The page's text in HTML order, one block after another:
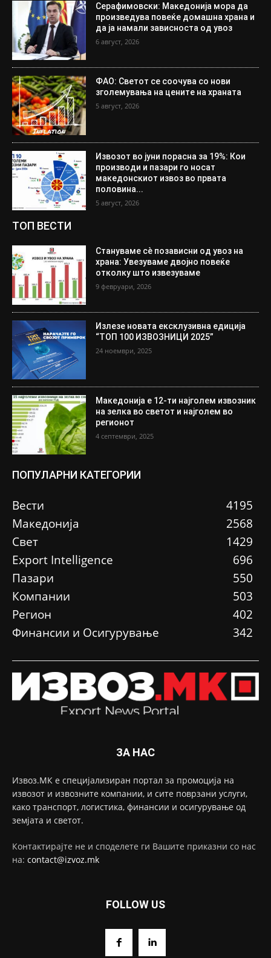
Серафимовски: Македонија мора да
произведува повеќе домашна храна и
да ја намали зависноста од увоз
6 август, 2026
ФАО: Светот се соочува со нови
зголемувања на цените на храната
5 август, 2026
Извозот во јуни порасна за 19%: Кои
производи и пазари го носат
македонскиот извоз во првата
половина...
5 август, 2026
ТОП ВЕСТИ
Стануваме сè позависни од увоз на
храна: Увезуваме двојно повеќе
отколку што извезуваме
9 февруари, 2026
Излезе новата ексклузивна едиција
“ТОП 100 ИЗВОЗНИЦИ 2025”
24 ноември, 2025
Македонија е 12-ти најголем извозник
на зелка во светот и најголем во
регионот
4 септември, 2025
ПОПУЛАРНИ КАТЕГОРИИ
Вести
4195
Македонија
2568
Свет
1429
Еxport Intelligence
696
Пазари
550
Компании
503
Регион
402
Финансии и Осигурување
342
ЗА НАС
Извоз.МК е специјализиран портал за промоција на
извозот и извозните компании, и сите поврзани услуги,
како транспорт, логистика, финансии и осигурување од
земјата и светот.
Контактирајте не и споделете ги Вашите приказни со нас
на: contact@izvoz.mk
FOLLOW US